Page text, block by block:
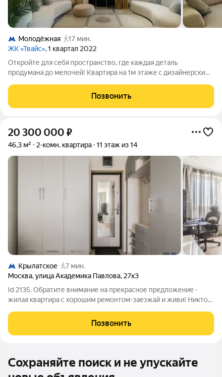
Молодёжная
17 мин.
ЖК «Твайс», 1 квартал 2022
Откройте для себя пространство, где каждая деталь
продумана до мелочей! Квартира на 1м этаже с дизайнерским
найдёте не просто жильё, а настоящий уголок уюта: стильный
интерьер, создающий
Позвонить
20 300 000 ₽
46,3 м² 2-комн. квартира 11 этаж из 14
Крылатское
7 мин.
Москва,улица Академика Павлова, 27к3
Id 2135. Обратите внимание на прекрасное предложение -
жилая квартира с хорошим ремонтом-заезжай и живи! Никто
собственности, зелёный район, дом во дворе в лесопарковой
зоне с прекрасным видом из окон, 8
Позвонить
Сохраняйте поиск и не упускайте